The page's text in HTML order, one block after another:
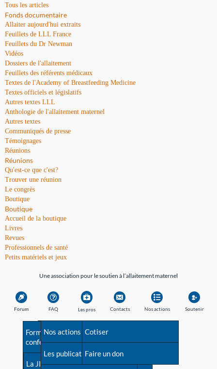
Tous les articles
Fonds documentaire
Allaiter aujourd'hui extraits
Feuillets de LLL France
Feuillets du Dr Newman
Vidéos
Dossiers de l'allaitement
Feuillets des référents médicaux
Textes de l'Academy of Breastfeeding Medicine
Textes officiels et législatifs
Autres textes LLL
Anthologie de l'allaitement maternel
Autres textes
Communiqués de presse
Témoignages
Réunions
Réunions
Qu'est-ce que c'est?
Trouver une réunion
Le congrès
Boutique
Boutique
Accueil de la boutique
Livres
Revues
Professionnels de santé
Petits matériels et jeux
Une association pour le soutien à l’allaitement maternel
Forum FAQ
Avant la naissance
Les débuts
Les pros
Formations et
conférences
La JIA
Contacts
Besoin d'aide?
Répertoire de tous les
contacts
Nos actions
Nos actions
Les publications
Soutenir
Cotiser
Faire un don